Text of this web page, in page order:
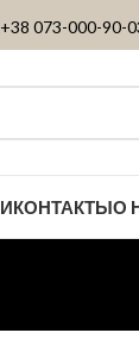
+38 073-000-90-
КОНТАКТЫО